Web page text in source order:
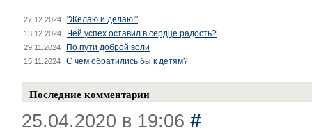
27.12.2024 "Желаю и делаю!"
13.12.2024 Чей успех оставил в сердце радость?
29.11.2024 По пути доброй воли
15.11.2024 С чем обратились бы к детям?
Последние комментарии
25.04.2020 в 19:06 #